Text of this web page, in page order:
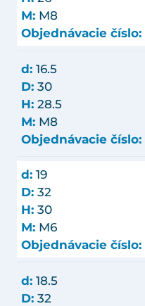
M: M8
Objednávacie číslo:
d: 16.5
D: 30
H: 28.5
M: M8
Objednávacie číslo:
d: 19
D: 32
H: 30
M: M6
Objednávacie číslo:
d: 18.5
D: 32